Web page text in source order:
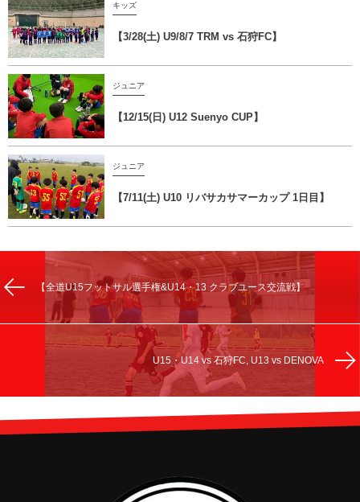
キッズ
【3/28(土) U9/8/7 TRM vs 石狩FC】
ジュニア
【12/15(日) U12 Suenyo CUP】
ジュニア
【7/11(土) U10 リバサカサマーカップ 1日目】
【全道U15フットサル選手権&U14・13 クラブユース交流戦】
U15・U14 vs 石狩FC, U13 vs DENOVA